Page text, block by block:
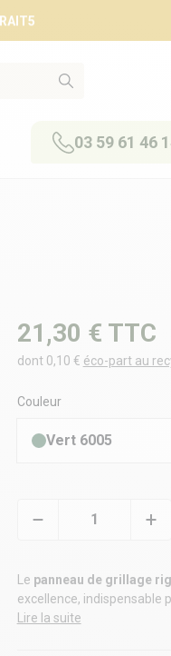
03 59 61 46
21,30 € TTC
dont 0,10 € éco-part au
Couleur
Vert 6005
Le panneau de grillage
excellence, indispensable
Lire la suite